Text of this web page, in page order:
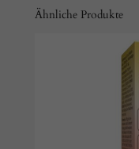
Ähnliche Produkte